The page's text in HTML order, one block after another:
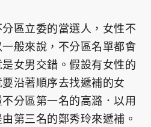
區立委的當選人，女性不
般來說，不分區名單都會
女男交錯。假設有女性的
沿著順序去找遞補的女
分區第一名的高潞．以用
第三名的鄭秀玲來遞補。